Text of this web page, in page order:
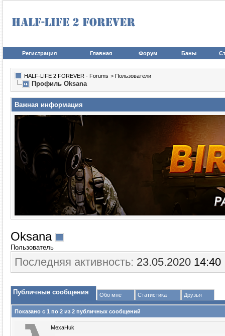
Регистрация Главная Форум Баны
HALF-LIFE 2 FOREVER - Forums > Пользователи
Профиль Oksana
Важная информация
Oksana
Пользователь
Последняя активность: 23.05.2020 14:40
Публичные сообщения Обо мне Статистика Друзья
Показано с 1 по 2 из 2 публичных сообщений
MexaHuk